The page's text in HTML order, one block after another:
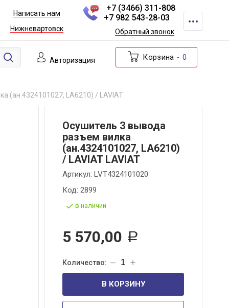
Написать нам
Нижневартовск
+7 (3466) 311-808
+7 982 543-28-03
Обратный звонок
Авторизация Корзина 0
(ан.4324101027, LA6210) / LAVIAT
Осушитель 3 вывода
разъем вилка
(ан.4324101027, LA6210)
/ LAVIAT LAVIAT
Артикул: LVT4324101020
Код: 2899
в наличии
5 570,00 Р
В КОРЗИНУ